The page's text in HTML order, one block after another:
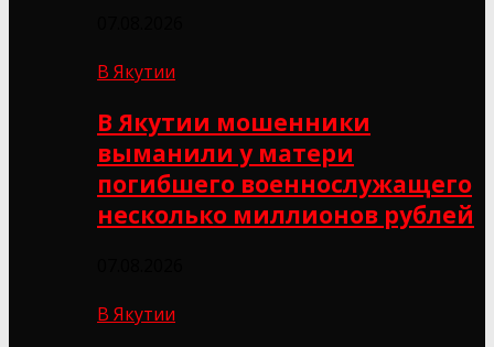
В Якутии
В Якутии мошенники
выманили у матери
погибшего военнослужащего
несколько миллионов рублей
В Якутии